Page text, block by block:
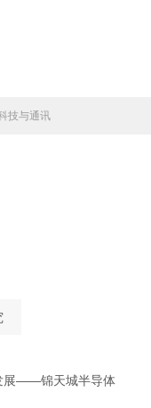
技与通讯
展——锦天城半导体